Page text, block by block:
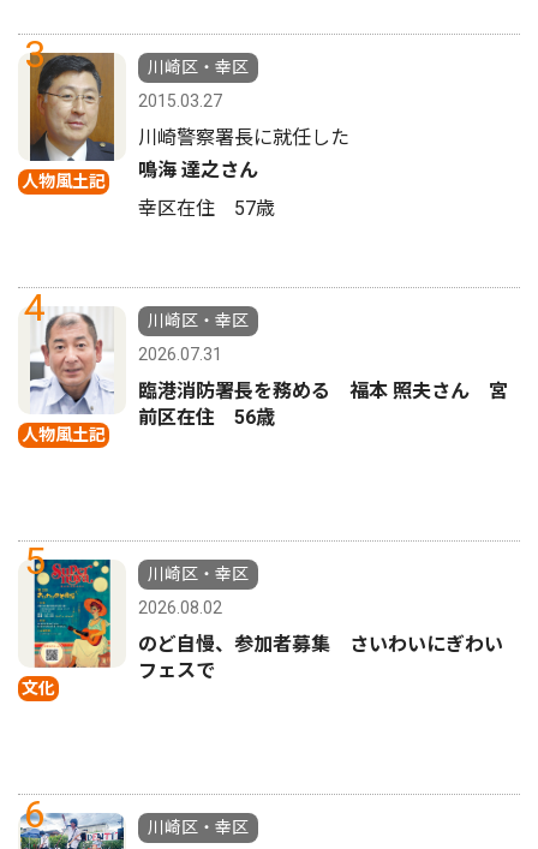
3
人物風土記
川崎区・幸区
2015.03.27
川崎警察署長に就任した
鳴海 達之さん
幸区在住 57歳
4
人物風土記
川崎区・幸区
2026.07.31
臨港消防署長を務める 福本 照夫さん 宮
前区在住 56歳
5
文化
川崎区・幸区
2026.08.02
のど自慢、参加者募集 さいわいにぎわい
フェスで
6
川崎区・幸区